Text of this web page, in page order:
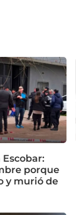
porque
y murió de